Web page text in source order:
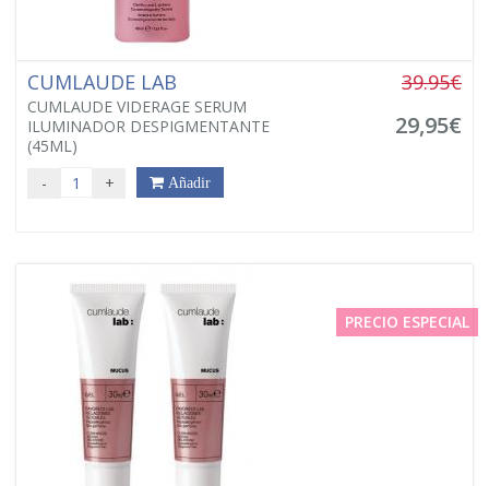
CUMLAUDE LAB
CUMLAUDE VIDERAGE SERUM
ILUMINADOR DESPIGMENTANTE
(45ML)
39.95€
29,95€
- + Añadir
PRECIO ESPECIAL